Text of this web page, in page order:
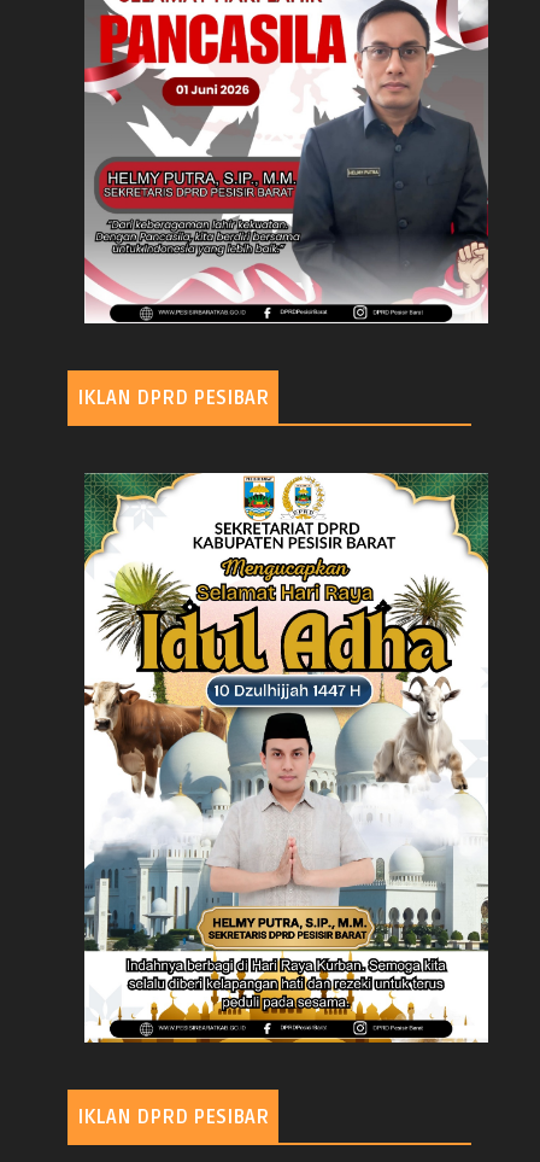
IKLAN DPRD PESIBAR
IKLAN DPRD PESIBAR